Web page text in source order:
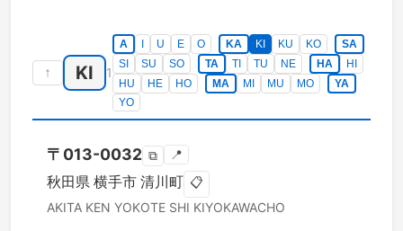
↑ KI 1
A U E O KA KI KU KO
SA
SI
SU SO TA TI TU NE HA
HI
HU
HE HO MA MI MU MO
YA
YO
〒 013-0032 ⧉ 📍
秋田県 横手市 清川町 📋
AKITA KEN YOKOTE SHI KIYOKAWACHO